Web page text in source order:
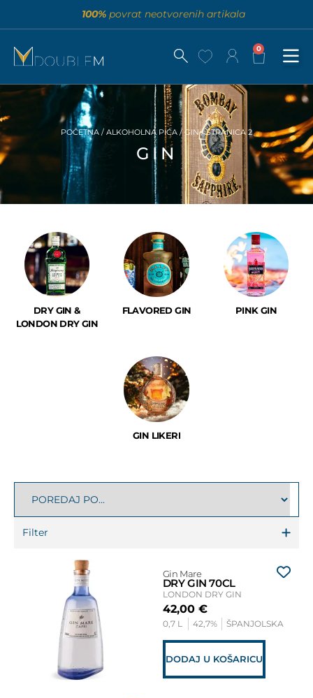
100% povrat neotvorenih artikala
0
POČETNA / ALKOHOLNA PIĆA /GIN/ STRANICA 2
GIN
DRY GIN &
LONDON DRY GIN
FLAVORED GIN PINK GIN
GIN LIKERI
Filter
Gin Mare
DRY GIN 70CL
LONDON DRY GIN
42,00 €
0,7 L 42,7% ŠPANJOLSKA
DODAJ U KOŠARICU